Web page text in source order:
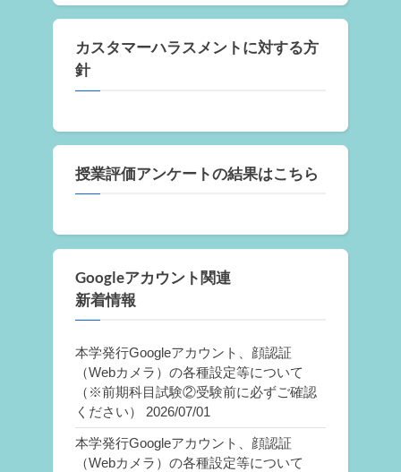
カスタマーハラスメントに対する方
針
授業評価アンケートの結果はこちら
Googleアカウント関連
新着情報
本学発行Googleアカウント、顔認証
（Webカメラ）の各種設定等について
（※前期科目試験②受験前に必ずご確認
ください）
2026/07/01
本学発行Googleアカウント、顔認証
（Webカメラ）の各種設定等について